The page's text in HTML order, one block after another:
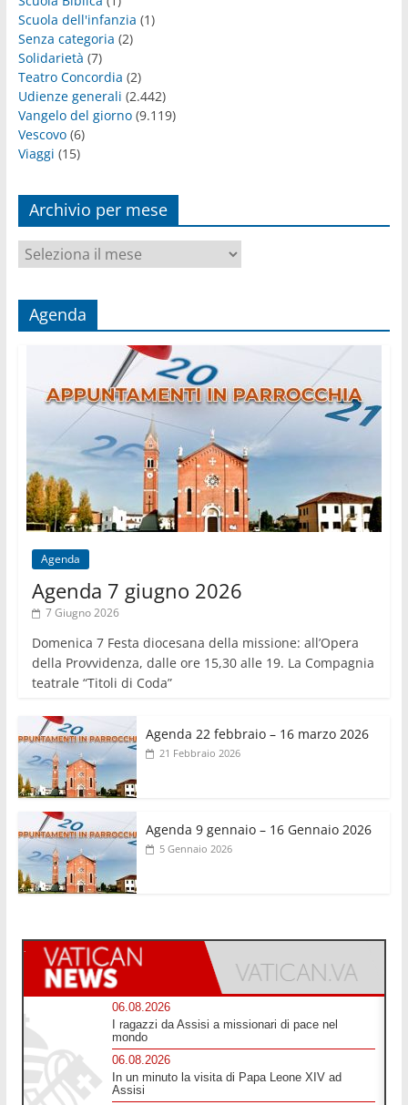
Scuola dell'infanzia (1)
Senza categoria (2)
Solidarietà (7)
Teatro Concordia (2)
Udienze generali (2.442)
Vangelo del giorno(9.119)
Vescovo(6)
Viaggi (15)
Archivio per mese
Archivio
per
Agenda
Agenda
Agenda 7 giugno 2026
7 Giugno 2026
Domenica 7 Festa diocesana della missione: all’Opera
della Provvidenza, dalle ore 15,30 alle 19. La Compagnia
teatrale “Titoli di Coda”
Agenda 22 febbraio – 16 marzo 2026
21 Febbraio 2026
Agenda 9 gennaio – 16 Gennaio 2026
5 Gennaio 2026
06.08.2026
I ragazzi da Assisi a missionari di pace nel
mondo
06.08.2026
In un minuto la visita di Papa Leone XIV ad
Assisi